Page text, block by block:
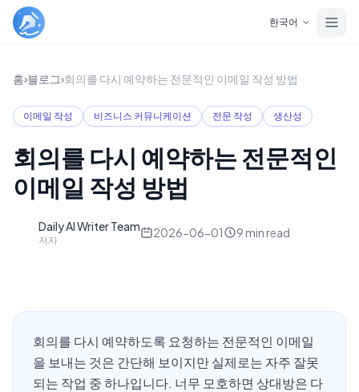
한국어
홈›블로그›회의를 다시 예약하는 전문적인 이메일 작성 방법
이메일 작성 비즈니스 커뮤니케이션 전문 작성 생산성
회의를 다시 예약하는 전문적인
이메일 작성 방법
Daily AI Writer Team
저자
2026-06-01 9 min read
회의를 다시 예약하도록 요청하는 전문적인 이메일
을 보내는 것은 간단해 보이지만 실제로는 자주 잘못
되는 작업 중 하나입니다. 너무 모호하면 상대방은 다